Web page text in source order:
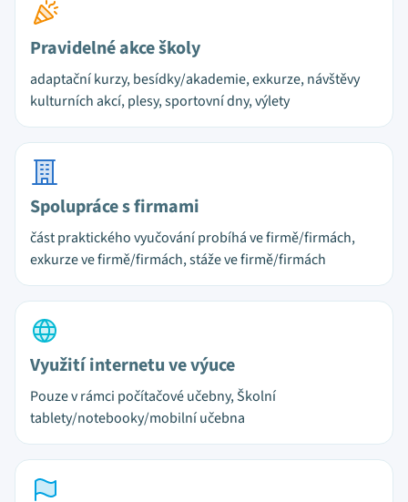
Pravidelné akce školy
adaptační kurzy, besídky/akademie, exkurze, návštěvy
kulturních akcí, plesy, sportovní dny, výlety
Spolupráce s firmami
část praktického vyučování probíhá ve firmě/firmách,
exkurze ve firmě/firmách, stáže ve firmě/firmách
Využití internetu ve výuce
Pouze v rámci počítačové učebny, Školní
tablety/notebooky/mobilní učebna